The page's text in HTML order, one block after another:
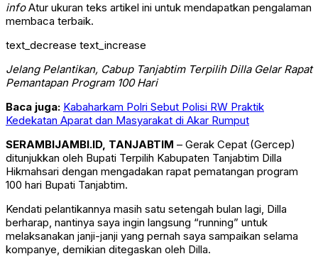
infoAtur ukuran teks artikel ini untuk mendapatkan pengalaman
membaca terbaik.
text_decrease text_increase
Jelang Pelantikan, Cabup Tanjabtim Terpilih Dilla Gelar Rapat
Pemantapan Program 100 Hari
Baca juga: Kabaharkam Polri Sebut Polisi RW Praktik
Kedekatan Aparat dan Masyarakat di Akar Rumput
SERAMBIJAMBI.ID, TANJABTIM – Gerak Cepat (Gercep)
ditunjukkan oleh Bupati Terpilih Kabupaten Tanjabtim Dilla
Hikmahsari dengan mengadakan rapat pematangan program
100 hari Bupati Tanjabtim.
Kendati pelantikannya masih satu setengah bulan lagi, Dilla
berharap, nantinya saya ingin langsung “running” untuk
melaksanakan janji-janji yang pernah saya sampaikan selama
kompanye, demikian ditegaskan oleh Dilla.